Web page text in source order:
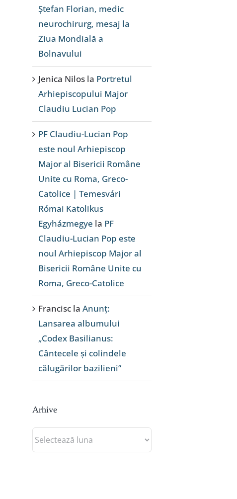
Ștefan Florian, medic
neurochirurg, mesaj la
Ziua Mondială a
Bolnavului
Jenica Nilos la Portretul
Arhiepiscopului Major
Claudiu Lucian Pop
PF Claudiu-Lucian Pop
este noul Arhiepiscop
Major al Bisericii Române
Unite cu Roma, Greco-
Catolice | Temesvári
Római Katolikus
Egyházmegye la PF
Claudiu-Lucian Pop este
noul Arhiepiscop Major al
Bisericii Române Unite cu
Roma, Greco-Catolice
Francisc la Anunț:
Lansarea albumului
„Codex Basilianus:
Cântecele și colindele
călugărilor bazilieni”
Arhive
Arhive